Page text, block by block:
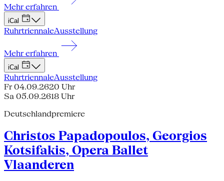
Mehr erfahren
iCal
RuhrtriennaleAusstellung
Mehr erfahren
iCal
RuhrtriennaleAusstellung
Fr 04.09.2620 Uhr
Sa 05.09.2618 Uhr
Deutschlandpremiere
Christos Papadopoulos, Georgios
Kotsifakis, Opera Ballet
Vlaanderen